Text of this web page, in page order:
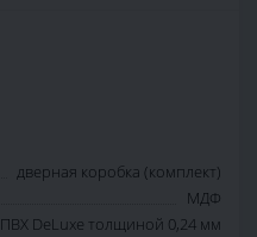
дверная коробка (комплект)
МДФ
ПВХ DeLuxe толщиной 0,24 мм